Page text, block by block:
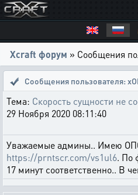
Xcraft форум » Сообщения
Сообщения пользователя:
Тема: Скорость сущности не
29 Ноября 2020 08:11:40
Уважаемые админы.. Имею
https://prntscr.com/vs1ul6. По
17 минут соответственно.. В